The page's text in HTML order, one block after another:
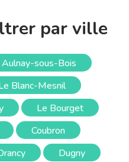
par ville
Aulnay-sous-Bois
Blanc-Mesnil
Le Bourget
Coubron
Dugny